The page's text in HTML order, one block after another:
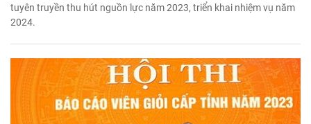
tuyên truyền thu hút nguồn lực năm 2023, triển khai nhiệm vụ năm
2024.